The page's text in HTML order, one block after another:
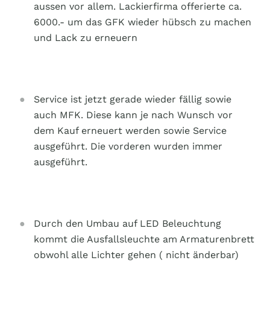
aussen vor allem. Lackierfirma offerierte ca.
6000.- um das GFK wieder hübsch zu machen
und Lack zu erneuern
Service ist jetzt gerade wieder fällig sowie
auch MFK. Diese kann je nach Wunsch vor
dem Kauf erneuert werden sowie Service
ausgeführt. Die vorderen wurden immer
ausgeführt.
Durch den Umbau auf LED Beleuchtung
kommt die Ausfallsleuchte am Armaturenbrett
obwohl alle Lichter gehen ( nicht änderbar)